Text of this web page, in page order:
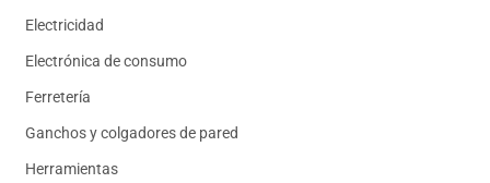
Electricidad
Electrónica de consumo
Ferretería
Ganchos y colgadores de pared
Herramientas